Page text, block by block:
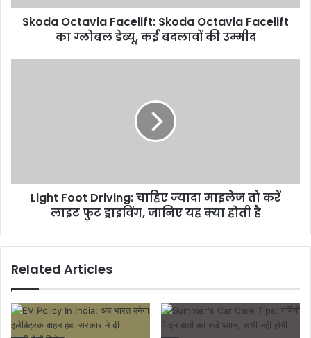
Skoda Octavia Facelift: Skoda Octavia Facelift
का ग्लोबल डेब्यू, कई बदलावों की उम्मीद
Light Foot Driving: चाहिए ज्यादा माइलेज तो करें
लाइट फुट ड्राइविंग, जानिए यह क्या होती है
Related Articles